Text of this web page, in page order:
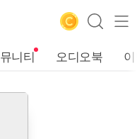
니티 오디오북